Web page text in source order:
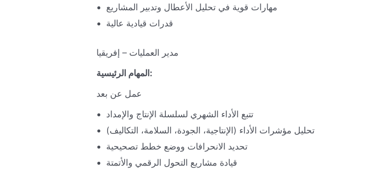
مهارات قوية في تحليل الأعطال وتدبير المشاريع
قدرات قيادية عالية
مدير العمليات – إفريقيا
المهام الرئيسية:
عمل عن بعد
تتبع الأداء الشهري لسلسلة الإنتاج والإمداد
تحليل مؤشرات الأداء (الإنتاجية، الجودة، السلامة، التكاليف)
تحديد الانحرافات ووضع خطط تصحيحية
قيادة مشاريع التحول الرقمي والأتمتة